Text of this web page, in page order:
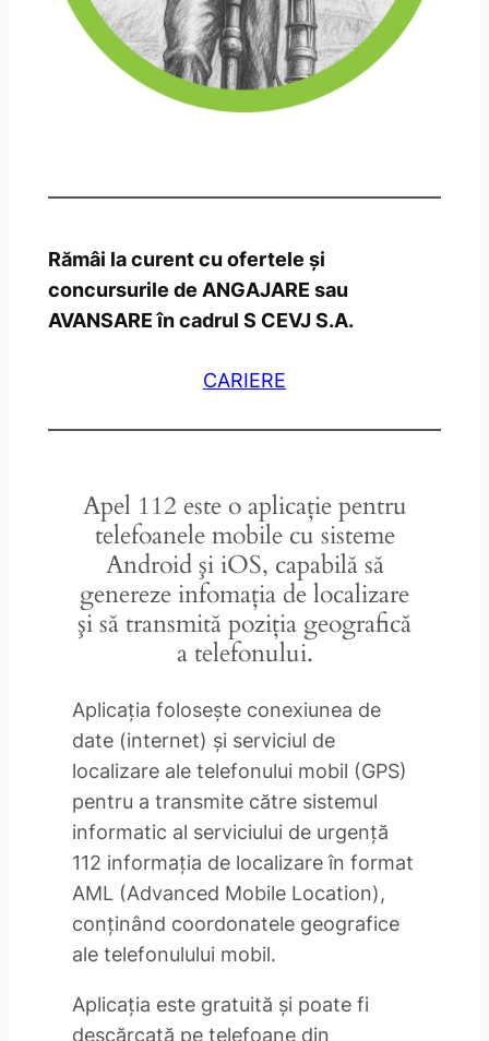
Rămâi la curent cu ofertele și
concursurile de ANGAJARE sau
AVANSARE în cadrul S CEVJ S.A.
CARIERE
Apel 112 este o aplicaţie pentru
telefoanele mobile cu sisteme
Android şi iOS, capabilă să
genereze infomaţia de localizare
şi să transmită poziţia geografică
a telefonului.
Aplicaţia foloseşte conexiunea de
date (internet) şi serviciul de
localizare ale telefonului mobil (GPS)
pentru a transmite către sistemul
informatic al serviciului de urgenţă
112 informaţia de localizare în format
AML (Advanced Mobile Location),
conţinând coordonatele geografice
ale telefonulului mobil.
Aplicaţia este gratuită şi poate fi
descărcată pe telefoane din